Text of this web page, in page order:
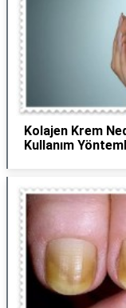
Kolajen Krem
Kullanım